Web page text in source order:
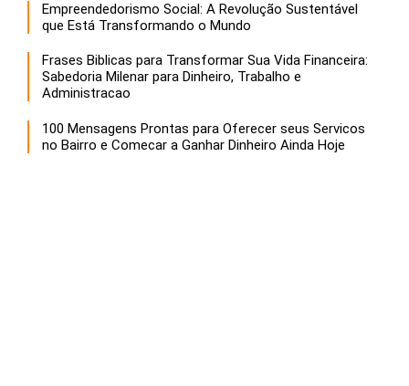
Empreendedorismo Social: A Revolução Sustentável
que Está Transformando o Mundo
Frases Biblicas para Transformar Sua Vida Financeira:
Sabedoria Milenar para Dinheiro, Trabalho e
Administracao
100 Mensagens Prontas para Oferecer seus Servicos
no Bairro e Comecar a Ganhar Dinheiro Ainda Hoje